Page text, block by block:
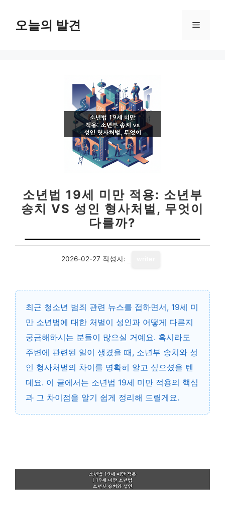
오늘의 발견 메
소년법 19세 미만 적용: 소년부
송치 VS 성인 형사처벌, 무엇이
다를까?
2026-02-27 작성자:
최근 청소년 범죄 관련 뉴스를 접하면서, 19세 미
만 소년범에 대한 처벌이 성인과 어떻게 다른지
궁금해하시는 분들이 많으실 거예요. 혹시라도
주변에 관련된 일이 생겼을 때, 소년부 송치와 성
인 형사처벌의 차이를 명확히 알고 싶으셨을 텐
데요. 이 글에서는 소년법 19세 미만 적용의 핵심
과 그 차이점을 알기 쉽게 정리해 드릴게요.